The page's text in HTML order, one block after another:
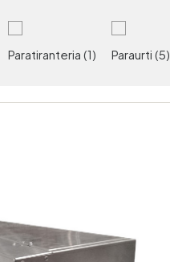
Paratiranteria (1) Paraurti(5)